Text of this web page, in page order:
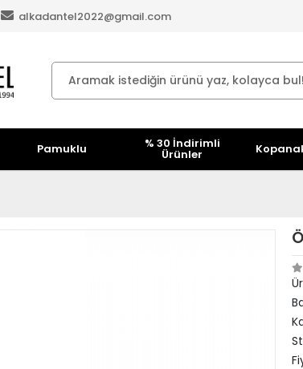
alkadantel2022@gmail.com
Pamuklu % 30 İndirimli
Ürünler